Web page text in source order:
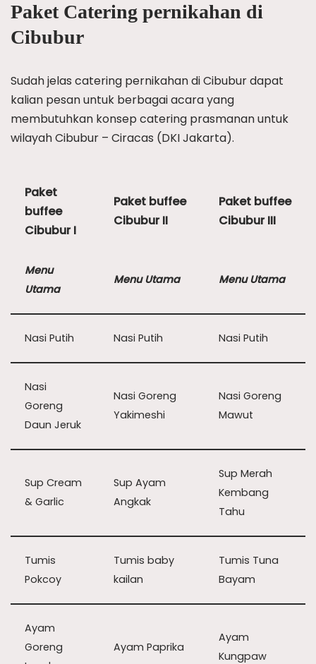
Paket Catering pernikahan di
Cibubur
Sudah jelas catering pernikahan di Cibubur dapat
kalian pesan untuk berbagai acara yang
membutuhkan konsep catering prasmanan untuk
wilayah Cibubur – Ciracas (DKI Jakarta).
Paket
buffee
Cibubur I
Paket buffee
Cibubur II
Paket buffee
Cibubur III
Menu
Utama
Menu Utama Menu Utama
Nasi Putih Nasi Putih Nasi Putih
Nasi
Goreng
Daun Jeruk
Nasi Goreng
Yakimeshi
Nasi Goreng
Mawut
Sup Cream
& Garlic
Sup Ayam
Angkak
Sup Merah
Kembang
Tahu
Tumis
Pokcoy
Tumis baby
kailan
Tumis Tuna
Bayam
Ayam
Goreng
Ayam Paprika
Ayam
Kungpaw